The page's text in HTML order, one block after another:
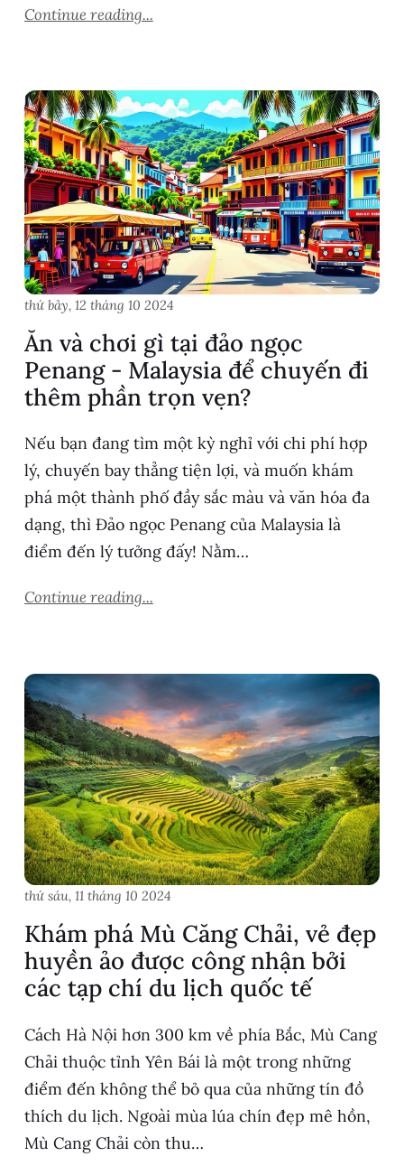
Continue reading...
thứ bảy, 12 tháng 10 2024
Ăn và chơi gì tại đảo ngọc
Penang - Malaysia để chuyến đi
thêm phần trọn vẹn?
Nếu bạn đang tìm một kỳ nghỉ với chi phí hợp
lý, chuyến bay thẳng tiện lợi, và muốn khám
phá một thành phố đầy sắc màu và văn hóa đa
dạng, thì Đảo ngọc Penang của Malaysia là
điểm đến lý tưởng đấy! Nằm…
Continue reading...
thứ sáu, 11 tháng 10 2024
Khám phá Mù Căng Chải, vẻ đẹp
huyền ảo được công nhận bởi
các tạp chí du lịch quốc tế
Cách Hà Nội hơn 300 km về phía Bắc, Mù Cang
Chải thuộc tỉnh Yên Bái là một trong những
điểm đến không thể bỏ qua của những tín đồ
thích du lịch. Ngoài mùa lúa chín đẹp mê hồn,
Mù Cang Chải còn thu…